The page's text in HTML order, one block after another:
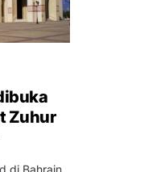
Zuhur
di Bahrain